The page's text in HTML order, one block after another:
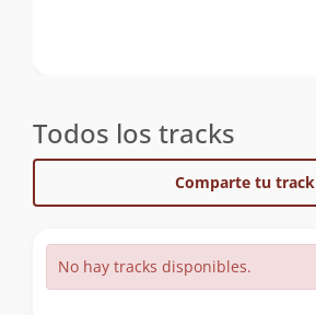
Todos los tracks
Comparte tu track
No hay tracks disponibles.